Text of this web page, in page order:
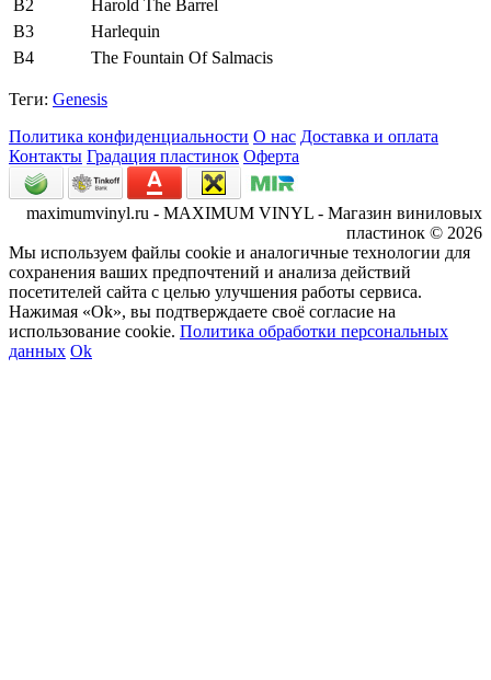
B2
Harold The Barrel
B3
Harlequin
B4
The Fountain Of Salmacis
Теги: Genesis
Политика конфиденциальности О нас Доставка и оплата
Контакты Градация пластинок Оферта
maximumvinyl.ru - MAXIMUM VINYL - Магазин виниловых
пластинок © 2026
Мы используем файлы cookie и аналогичные технологии для
сохранения ваших предпочтений и анализа действий
посетителей сайта с целью улучшения работы сервиса.
Нажимая «Ok», вы подтверждаете своё согласие на
использование cookie. Политика обработки персональных
данных Ok